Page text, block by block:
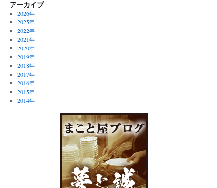
アーカイブ
2026年
2025年
2022年
2021年
2020年
2019年
2018年
2017年
2016年
2015年
2014年